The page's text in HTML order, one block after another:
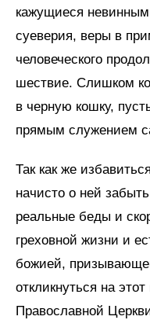
кажущиеся
суеверия, веры в
человеческого
шествие. Слишком
в черную кошку,
прямым служением
Так как же
начисто о ней
реальные беды и
греховной жизни и
божией,
откликнуться на
Православной